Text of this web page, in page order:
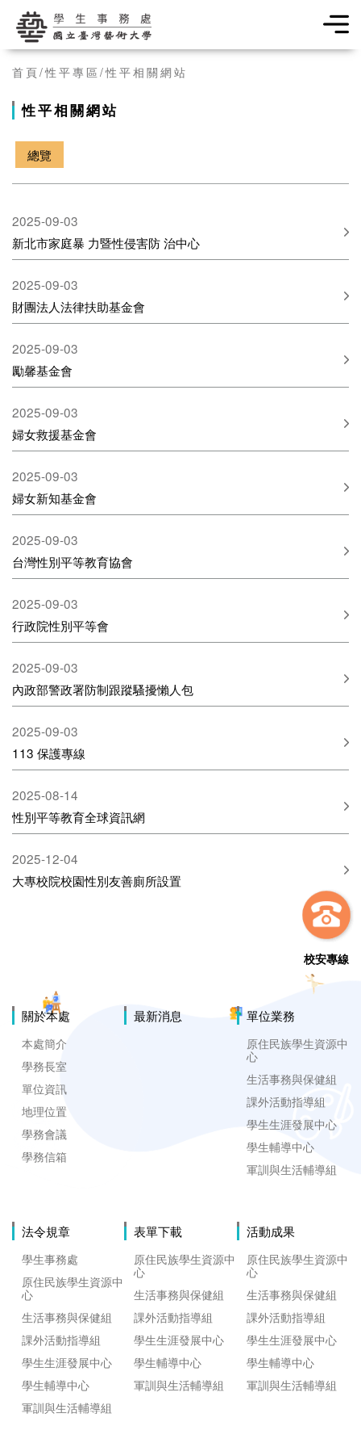
學生事務處
首頁 性平專區 性平相關網站
性平相關網站
總覽
2025-09-03
新北市家庭暴 力暨性侵害防 治中心
2025-09-03
財團法人法律扶助基金會
2025-09-03
勵馨基金會
2025-09-03
婦女救援基金會
2025-09-03
婦女新知基金會
2025-09-03
台灣性別平等教育協會
2025-09-03
行政院性別平等會
2025-09-03
內政部警政署防制跟蹤騷擾懶人包
2025-09-03
113 保護專線
2025-08-14
性別平等教育全球資訊網
2025-12-04
大專校院校園性別友善廁所設置
校安專線
關於本處
本處簡介
學務長室
單位資訊
地理位置
學務會議
學務信箱
最新消息 單位業務
原住民族學生資源中
心
生活事務與保健組
課外活動指導組
學生生涯發展中心
學生輔導中心
軍訓與生活輔導組
法令規章
學生事務處
原住民族學生資源中
心
生活事務與保健組
課外活動指導組
學生生涯發展中心
學生輔導中心
軍訓與生活輔導組
表單下載
原住民族學生資源中
心
生活事務與保健組
課外活動指導組
學生生涯發展中心
學生輔導中心
軍訓與生活輔導組
活動成果
原住民族學生資源中
心
生活事務與保健組
課外活動指導組
學生生涯發展中心
學生輔導中心
軍訓與生活輔導組